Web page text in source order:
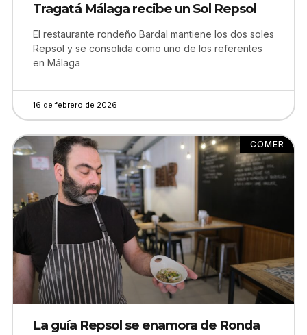
Tragatá Málaga recibe un Sol Repsol
El restaurante rondeño Bardal mantiene los dos soles
Repsol y se consolida como uno de los referentes
en Málaga
16 de febrero de 2026
COMER
La guía Repsol se enamora de Ronda